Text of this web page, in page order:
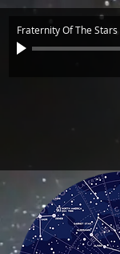
Fraternity Of The Stars